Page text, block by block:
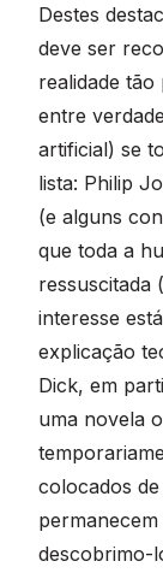
Destes
deve ser
realidade
entre
artificial) se
lista: Philip
(e alguns
que toda a
ressuscitada
interesse
explicação
Dick, em
uma novela
colocados
descobrimo-